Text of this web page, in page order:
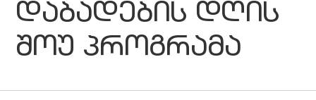
დაბადების დღის
შოუ პროგრამა